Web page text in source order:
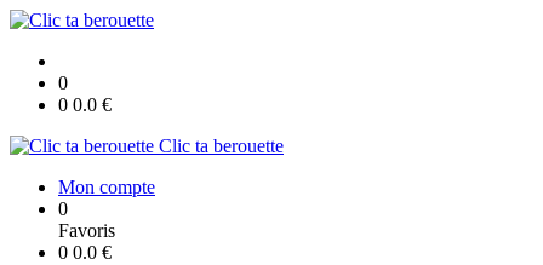
0
0 0.0 €
Clic ta berouette
Mon compte
0
Favoris
0 0.0 €